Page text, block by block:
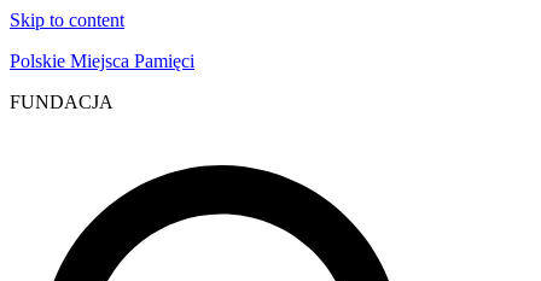
Skip to content
Polskie Miejsca Pamięci
FUNDACJA